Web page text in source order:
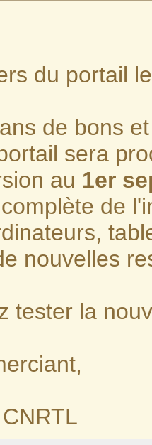
du portail
de bons
sera
au 1er
de
nouvelles
tester la